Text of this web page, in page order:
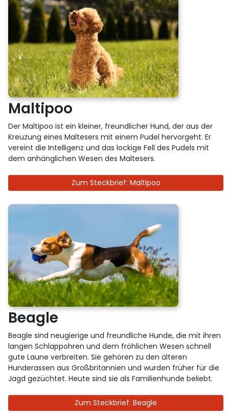
Maltipoo
Der Maltipoo ist ein kleiner, freundlicher Hund, der aus der
Kreuzung eines Maltesers mit einem Pudel hervorgeht. Er
vereint die Intelligenz und das lockige Fell des Pudels mit
dem anhänglichen Wesen des Maltesers.
Zum Steckbrief: Maltipoo
Beagle
Beagle sind neugierige und freundliche Hunde, die mit ihren
langen Schlappohren und dem fröhlichen Wesen schnell
gute Laune verbreiten. Sie gehören zu den älteren
Hunderassen aus Großbritannien und wurden früher für die
Jagd gezüchtet. Heute sind sie als Familienhunde beliebt.
Zum Steckbrief: Beagle